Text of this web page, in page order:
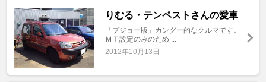
りむる・テンペストさんの愛車
「プジョー版」カングー的なクルマです。
ＭＴ設定のみのため ...
2012年10月13日